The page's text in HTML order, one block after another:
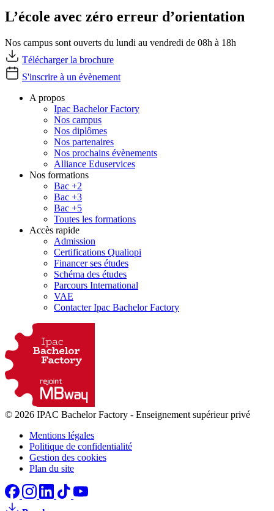
L’école avec zéro erreur d’orientation
Nos campus sont ouverts du lundi au vendredi de 08h à 18h
Télécharger la brochure
S'inscrire à un évènement
A propos
Ipac Bachelor Factory
Nos campus
Nos diplômes
Nos partenaires
Nos prochains évènements
Alliance Eduservices
Nos formations
Bac +2
Bac +3
Bac +5
Toutes les formations
Accès rapide
Admission
Certifications Qualiopi
Financer ses études
Schéma des études
Parcours International
VAE
Contacter Ipac Bachelor Factory
© 2026 IPAC Bachelor Factory - Enseignement supérieur privé
Mentions légales
Politique de confidentialité
Gestion des cookies
Plan du site